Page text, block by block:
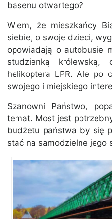
basenu otwartego?
Wiem, że mieszkańcy
siebie, o swoje dzieci,
opowiadają o autobusie
studzienką
helikoptera LPR. Ale po
swojego i miejskiego
Szanowni Państwo,
temat. Most jest
budżetu państwa by się
stać na samodzielne jego